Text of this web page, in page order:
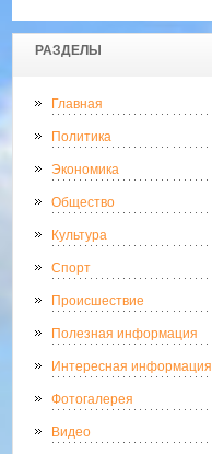
РАЗДЕЛЫ
Главная
Политика
Экономика
Общество
Культура
Спорт
Происшествие
Полезная информация
Интересная информация
Фотогалерея
Видео